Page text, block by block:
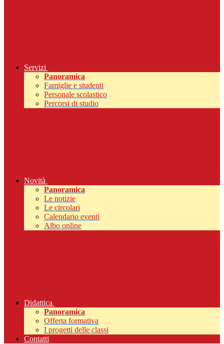
Servizi
Panoramica
Famiglie e studenti
Personale scolastico
Percorsi di studio
Novità
Panoramica
Le notizie
Le circolari
Calendario eventi
Albo online
Didattica
Panoramica
Offerta formativa
I progetti delle classi
Contatti